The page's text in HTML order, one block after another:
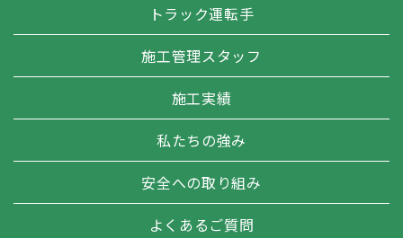
トラック運転手
施工管理スタッフ
施工実績
私たちの強み
安全への取り組み
よくあるご質問